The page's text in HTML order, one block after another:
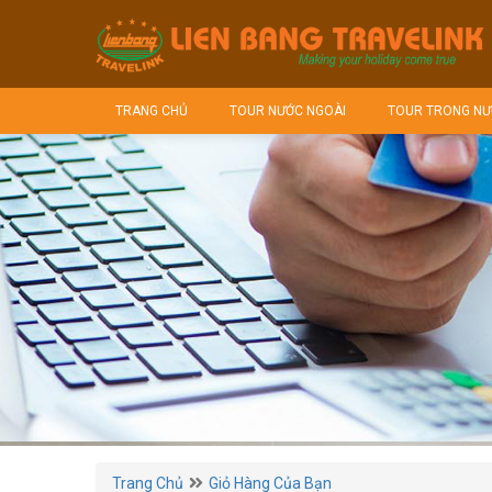
TRANG CHỦ TOUR NƯỚC NGOÀI TOUR TRONG
Trang Chủ Giỏ Hàng Của Bạn